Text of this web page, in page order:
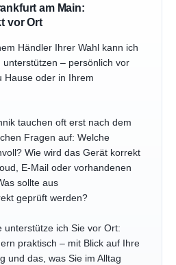
am Main:
vor Ort
Händler Ihrer Wahl kann ich
– persönlich vor
Hause oder in Ihrem
tauchen oft erst nach dem
Fragen auf: Welche
Wie wird das Gerät korrekt
E-Mail oder vorhandenen
sollte aus
geprüft werden?
unterstütze ich Sie vor Ort:
praktisch – mit Blick auf Ihre
und das, was Sie im Alltag